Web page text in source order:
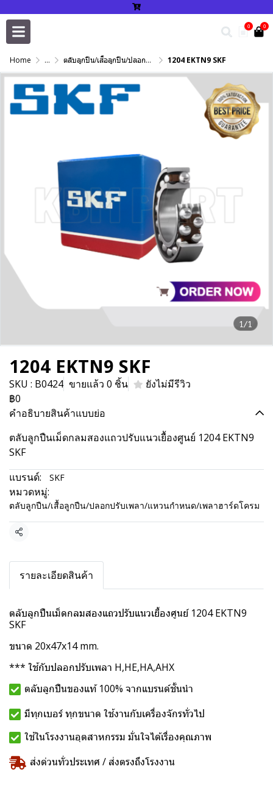
0 0
Home ... ตลับลูกปืน/เสื้อลูกปืน/ปลอกปรับเพลา/แหวนกำหนด/เพลาฮาร์ดโครม 1204 EKTN9 SKF
1/1
1204 EKTN9 SKF
SKU : B0424 ขายแล้ว 0 ชิ้น
ยังไม่มีรีวิว
฿0
คำอธิบายสินค้าแบบย่อ
ตลับลูกปืนเม็ดกลมสองแถวปรับแนวเยื้องศูนย์ 1204 EKTN9
SKF
แบรนด์:
SKF
หมวดหมู่:
ตลับลูกปืน/เสื้อลูกปืน/ปลอกปรับเพลา/แหวนกำหนด/เพลาฮาร์ดโครม
แชร์
รายละเอียดสินค้า
ตลับลูกปืนเม็ดกลมสองแถวปรับแนวเยื้องศูนย์ 1204 EKTN9
SKF
ขนาด 20x47x14 mm.
*** ใช้กับปลอกปรับเพลา H,HE,HA,AHX
ตลับลูกปืนของแท้ 100% จากแบรนด์ชั้นนำ
มีทุกเบอร์ ทุกขนาด ใช้งานกับเครื่องจักรทั่วไป
ใช้ในโรงงานอุตสาหกรรม มั่นใจได้เรื่องคุณภาพ
ส่งด่วนทั่วประเทศ / ส่งตรงถึงโรงงาน